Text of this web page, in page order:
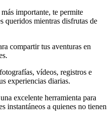
importante, te permite
queridos mientras disfrutas de
compartir tus aventuras en
vídeos, registros e
experiencias diarias.
excelente herramienta para
instantáneos a quienes no tienen